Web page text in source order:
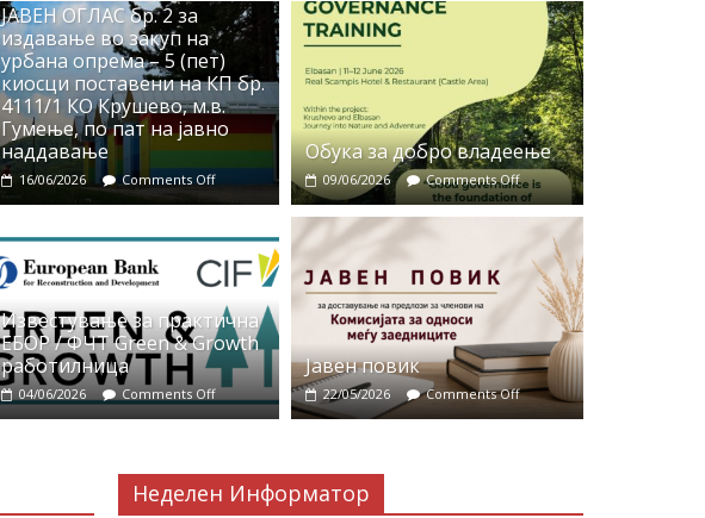
ЈАВЕН ОГЛАС бр. 2 за
издавање во закуп на
урбана опрема – 5 (пет)
киосци поставени на КП бр.
4111/1 КО Крушево, м.в.
Гумење, по пат на јавно
наддавање
16/06/2026 Comments Off
Обука за добро владеење
09/06/2026 Comments Off
Известување за практична
ЕБОР / ФЧТ Green & Growth
работилница
04/06/2026 Comments Off
Јавен повик
22/05/2026 Comments Off
Неделен Информатор